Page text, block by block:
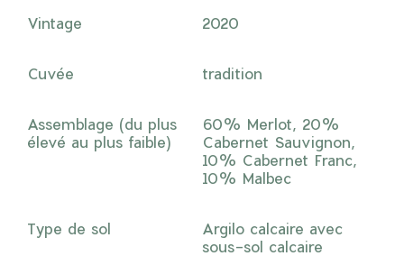
Vintage 2020
Cuvée tradition
Assemblage (du plus
élevé au plus faible)
60% Merlot, 20%
Cabernet Sauvignon,
10% Cabernet Franc,
10% Malbec
Type de sol
Argilo calcaire avec
sous-sol calcaire